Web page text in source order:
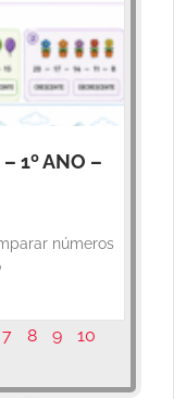
1º ANO –
números
7 8 9
10